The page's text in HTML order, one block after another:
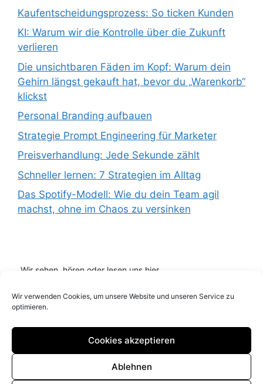
Wir verwenden Cookies, um unsere Website und unseren Service zu
optimieren.
Cookies akzeptieren
Ablehnen
Kaufentscheidungsprozess: So ticken Kunden
KI: Warum wir die Kontrolle über die Zukunft
verlieren
Die unsichtbaren Fäden im Kopf: Warum dein
Gehirn längst gekauft hat, bevor du „Warenkorb“
klickst
Personal Branding aufbauen
Strategie Prompt Engineering für Marketer
Preisverhandlung: Jede Sekunde zählt
Schneller lernen: 7 Strategien im Alltag
Das Spotify-Modell: Wie du dein Team agil
machst, ohne im Chaos zu versinken
Wir sehen, hören oder lesen uns hier...